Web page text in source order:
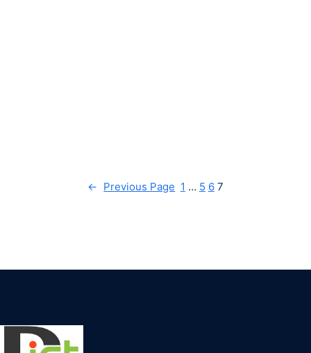
← Previous Page 1 … 5 6 7